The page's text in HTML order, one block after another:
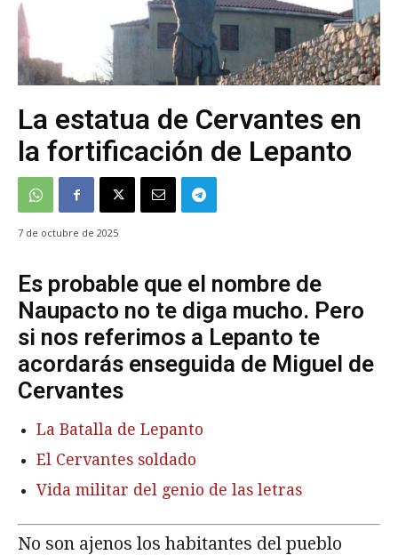
La estatua de Cervantes en
la fortificación de Lepanto
7 de octubre de 2025
Es probable que el nombre de
Naupacto no te diga mucho. Pero
si nos referimos a Lepanto te
acordarás enseguida de Miguel de
Cervantes
La Batalla de Lepanto
El Cervantes soldado
Vida militar del genio de las letras
No son ajenos los habitantes del pueblo